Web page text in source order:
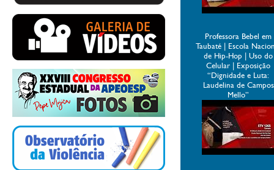
Professora Bebel em
Taubaté | Escola
de Hip-Hop | Uso do
Celular | Exposição
“Dignidade e Luta:
Laudelina de Campos
Mello”